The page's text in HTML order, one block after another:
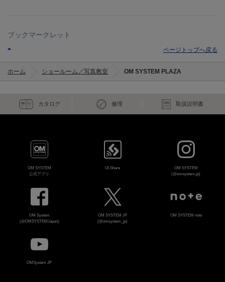
ブックマークレット
ページトップへ戻る
ホーム ショールーム／写真教室 OM SYSTEM PLAZA
カタログ 修理 取扱説明書
OM SYSTEM
公式アプリ
OI.Share
OM SYSTEM
(@omsystem.jp)
OM System
(@OMSYSTEMJapan)
OM SYSTEM JP
(@omsystem_jp)
OM SYSTEM note
OMSystem JP